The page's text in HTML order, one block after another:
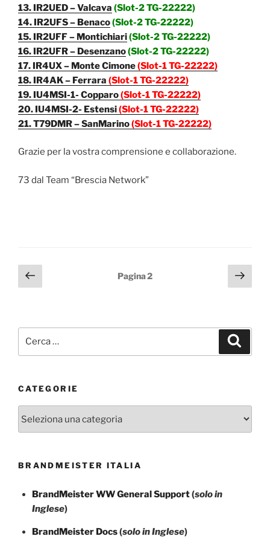
13. IR2UED – Valcava (Slot-2 TG-22222)
14. IR2UFS – Benaco(Slot-2 TG-22222)
15. IR2UFF – Montichiari(Slot-2 TG-22222)
16. IR2UFR – Desenzano(Slot-2 TG-22222)
17. IR4UX – Monte Cimone(Slot-1 TG-22222)
18. IR4AK – Ferrara (Slot-1 TG-22222)
19. IU4MSI-1- Copparo(Slot-1 TG-22222)
20. IU4MSI-2- Estensi(Slot-1 TG-22222)
21. T79DMR – SanMarino(Slot-1 TG-22222)
Grazie per la vostra comprensione e collaborazione.
73 dal Team “Brescia Network”
Paginazione
degli
Pagina
precedente
Pagina2
CATEGORIE
BRANDMEISTER ITALIA
BrandMeister WW General Support(solo in
Inglese)
BrandMeister Docs(solo in Inglese)